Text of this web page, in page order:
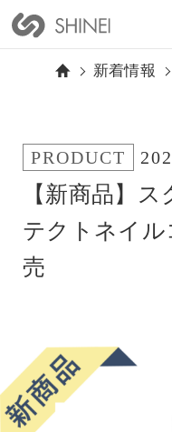
新着情報
PRODUCT
【新商品】
テクトネイル
売